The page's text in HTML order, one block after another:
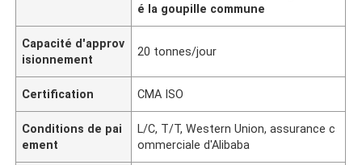
é la goupille commune
Capacité d'approv
isionnement
20 tonnes/jour
Certification CMA ISO
Conditions de pai
ement
L/C, T/T, Western Union, assurance c
ommerciale d'Alibaba